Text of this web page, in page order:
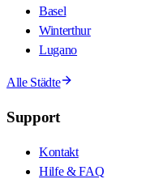
Basel
Winterthur
Lugano
Alle Städte
Support
Kontakt
Hilfe & FAQ